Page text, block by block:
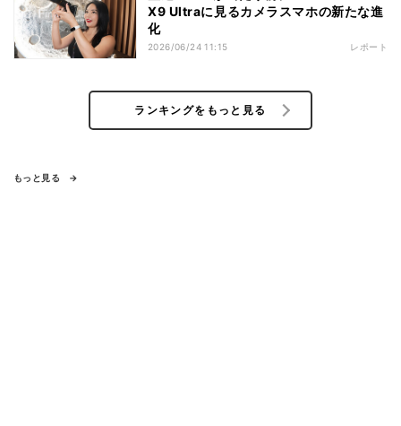
X9 Ultraに見るカメラスマホの新たな進
化
2026/06/24 11:15 レポート
ランキングをもっと見る
もっと見る